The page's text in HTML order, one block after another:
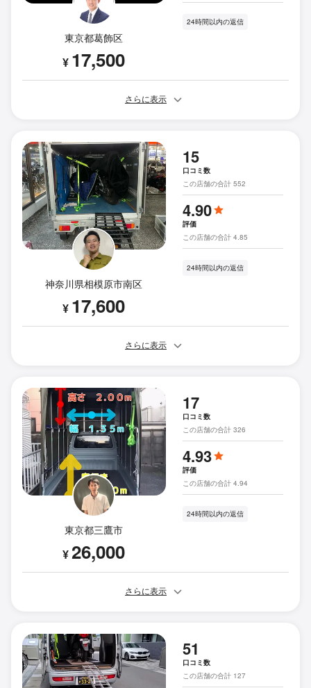
東京都葛飾区
¥ 17,500
24時間以内の返信
さらに表示
神奈川県相模原市南区
¥ 17,600
15
口コミ数
この店舗の合計 552
4.90
評価
この店舗の合計 4.85
24時間以内の返信
さらに表示
東京都三鷹市
¥26,000
17
口コミ数
この店舗の合計 326
4.93
評価
この店舗の合計 4.94
24時間以内の返信
さらに表示
51
口コミ数
この店舗の合計 127